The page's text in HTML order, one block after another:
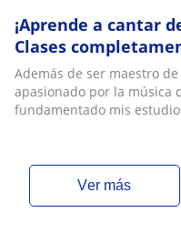
¡Aprende a cantar
Clases
Además de ser maestro
apasionado por la música
fundamentado mis
ver más